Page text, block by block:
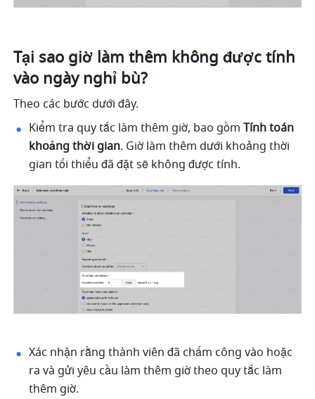
Tại sao giờ làm thêm không được tính
vào ngày nghỉ bù?
Theo các bước dưới đây.
Kiểm tra quy tắc làm thêm giờ, bao gồm Tính toán
khoảng thời gian. Giờ làm thêm dưới khoảng thời
gian tối thiểu đã đặt sẽ không được tính.
Xác nhận rằng thành viên đã chấm công vào hoặc
ra và gửi yêu cầu làm thêm giờ theo quy tắc làm
thêm giờ.